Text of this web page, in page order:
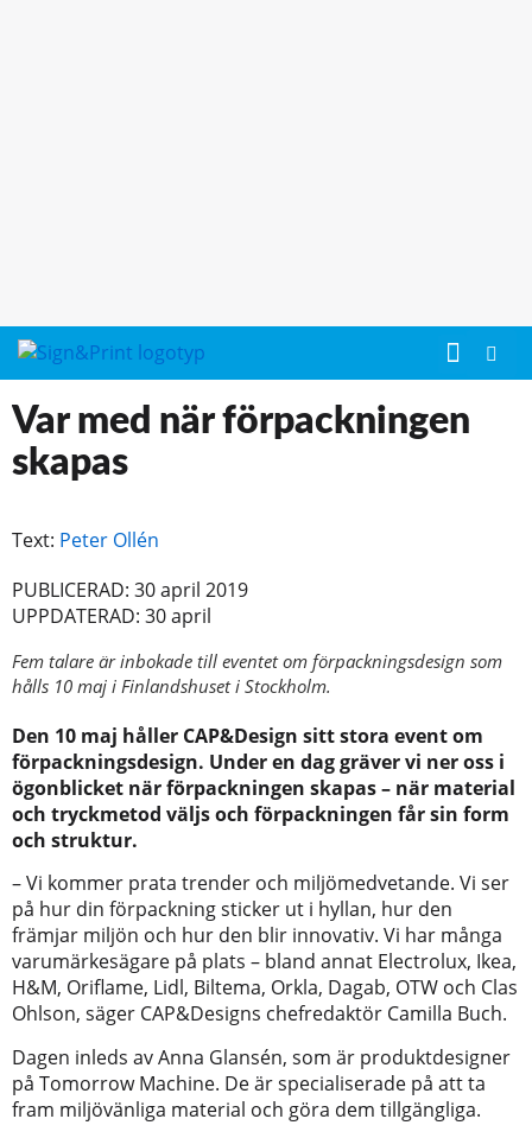
Var med när förpackningen
skapas
Text: Peter Ollén
PUBLICERAD: 30 april 2019
UPPDATERAD: 30 april
Fem talare är inbokade till eventet om förpackningsdesign som
hålls 10 maj i Finlandshuset i Stockholm.
Den 10 maj håller CAP&Design sitt stora event om
förpackningsdesign. Under en dag gräver vi ner oss i
ögonblicket när förpackningen skapas – när material
och tryckmetod väljs och förpackningen får sin form
och struktur.
– Vi kommer prata trender och miljömedvetande. Vi ser
på hur din förpackning sticker ut i hyllan, hur den
främjar miljön och hur den blir innovativ. Vi har många
varumärkesägare på plats – bland annat Electrolux, Ikea,
H&M, Oriflame, Lidl, Biltema, Orkla, Dagab, OTW och Clas
Ohlson, säger CAP&Designs chefredaktör Camilla Buch.
Dagen inleds av Anna Glansén, som är produktdesigner
på Tomorrow Machine. De är specialiserade på att ta
fram miljövänliga material och göra dem tillgängliga.